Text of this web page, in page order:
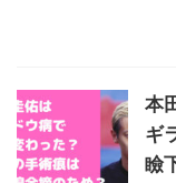
本
ギ
瞼